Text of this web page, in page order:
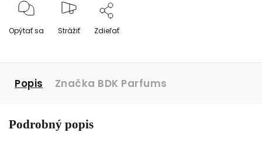
Opýtať sa Strážiť Zdieľať
Popis Značka BDK Parfums
Podrobný popis